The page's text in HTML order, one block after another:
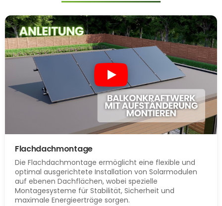
Flachdachmontage
Die Flachdachmontage ermöglicht eine flexible und
optimal ausgerichtete Installation von Solarmodulen
auf ebenen Dachflächen, wobei spezielle
Montagesysteme für Stabilität, Sicherheit und
maximale Energieerträge sorgen.